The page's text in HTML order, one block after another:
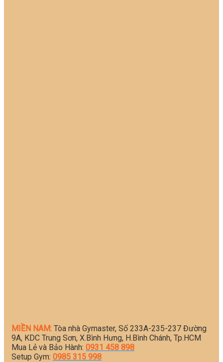
MIỀN NAM: Tòa nhà Gymaster, Số 233A-235-237 Đường
9A, KDC Trung Sơn, X.Bình Hưng, H.Bình Chánh, Tp.HCM
Mua Lẻ và Bảo Hành: 0931 458 898
Setup Gym: 0985 315 998